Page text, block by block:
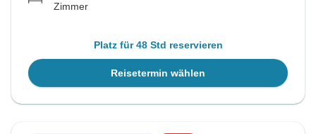
Zimmer
Platz für 48 Std reservieren
Reisetermin wählen